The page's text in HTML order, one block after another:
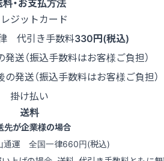
ジットカード
代引き手数料330円(税込)
送（振込手数料はお客様ご負担）
の発送（振込手数料はお客様ご負担）
掛け払い
送料
先が企業様の場合
通運 全国一律660円(税込)